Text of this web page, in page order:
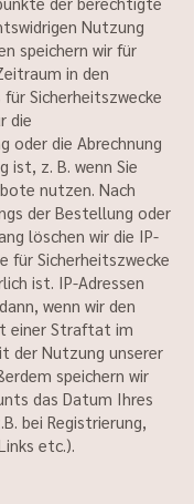
Nutzung
speichern wir für
in den
Sicherheitszwecke
die
oder die Abrechnung
ist, z. B. wenn Sie
nutzen. Nach
der Bestellung oder
löschen wir die IP-
für Sicherheitszwecke
ist. IP-Adressen
wenn wir den
einer Straftat im
der Nutzung unserer
speichern wir
das Datum Ihres
bei Registrierung,
etc.).